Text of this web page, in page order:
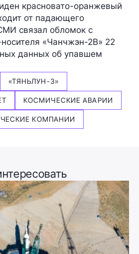
красновато-оранжевый
от падающего
связал обломок с
«Чанчжэн-2В» 22
данных об упавшем
«ТЯНЬЛУН-3»
КОСМИЧЕСКИЕ АВАРИИ
КОМПАНИИ